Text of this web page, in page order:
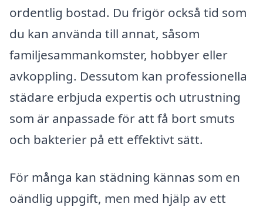
ordentlig bostad. Du frigör också tid som
du kan använda till annat, såsom
familjesammankomster, hobbyer eller
avkoppling. Dessutom kan professionella
städare erbjuda expertis och utrustning
som är anpassade för att få bort smuts
och bakterier på ett effektivt sätt.
För många kan städning kännas som en
oändlig uppgift, men med hjälp av ett